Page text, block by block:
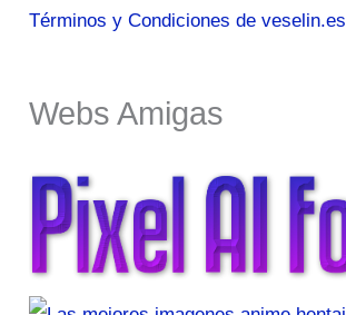
Términos y Condiciones de veselin.es
Webs Amigas